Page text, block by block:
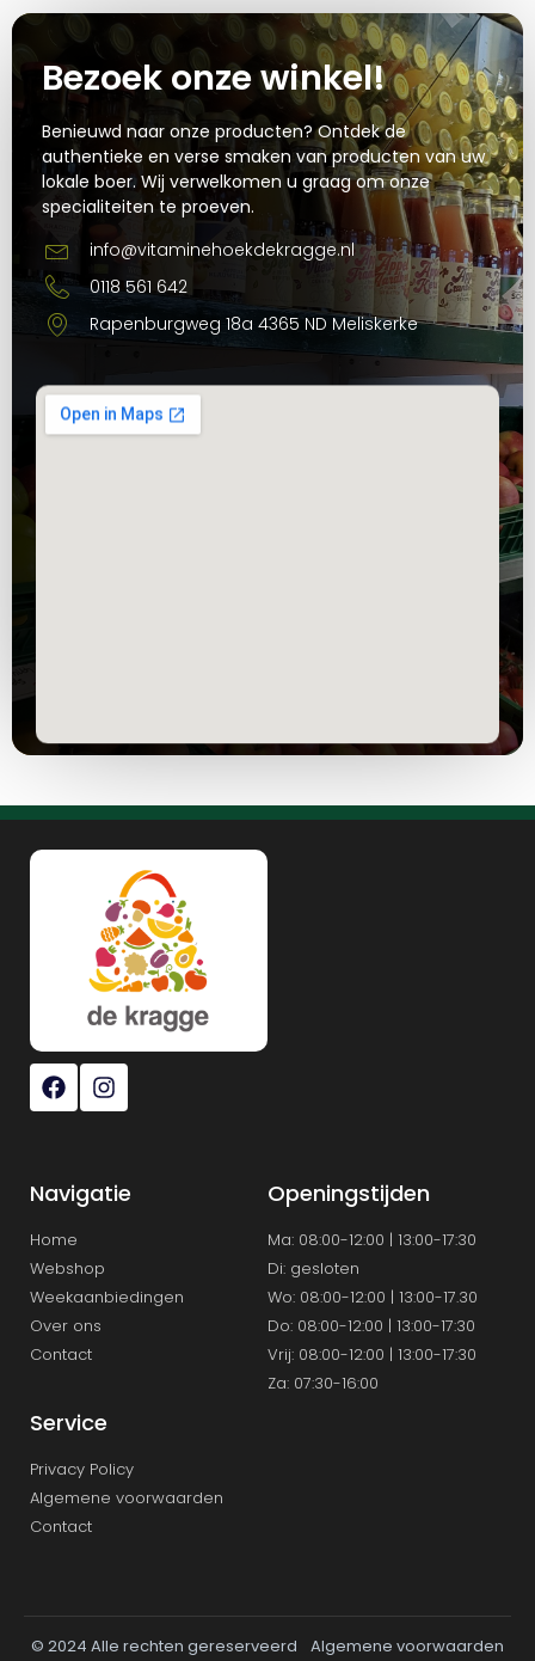
Bezoek onze winkel!
Benieuwd naar onze producten? Ontdek de
authentieke en verse smaken van producten van uw
lokale boer. Wij verwelkomen u graag om onze
specialiteiten te proeven.
info@vitaminehoekdekragge.nl
0118 561 642
Rapenburgweg 18a 4365 ND Meliskerke
Navigatie
Home
Webshop
Weekaanbiedingen
Over ons
Contact
Openingstijden
Ma: 08:00-12:00 | 13:00-17:30
Di: gesloten
Wo: 08:00-12:00 | 13:00-17.30
Do: 08:00-12:00 | 13:00-17:30
Vrij: 08:00-12:00 | 13:00-17:30
Za: 07:30-16:00
Service
Privacy Policy
Algemene voorwaarden
Contact
© 2024 Alle rechten gereserveerd
Algemene voorwaarden